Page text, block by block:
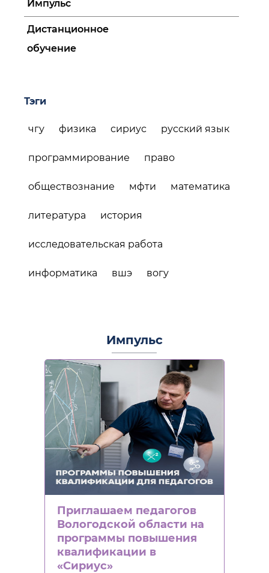
Импульс
Дистанционное
обучение
Тэги
чгу физика сириус русский язык
программирование право
обществознание мфти математика
литература история
исследовательская работа
информатика вшэ вогу
Импульс
Приглашаем педагогов
Вологодской области на
программы повышения
квалификации в
«Сириус»